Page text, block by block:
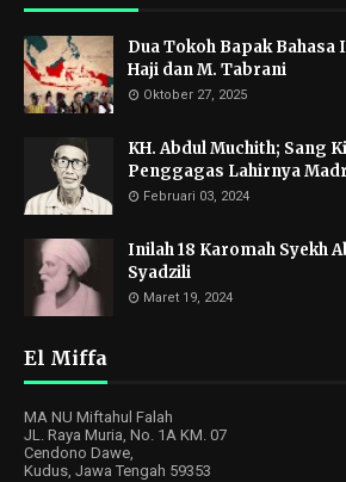
Dua Tokoh Bapak Bahasa
Haji dan M. Tabrani
Oktober 27, 2025
KH. Abdul Muchith; Sang
Penggagas Lahirnya
Februari 03, 2024
Inilah 18 Karomah Syekh
Syadzili
Maret 19, 2024
El Miffa
MA NU Miftahul Falah
JL. Raya Muria, No. 1A KM. 07
Cendono Dawe,
Kudus, Jawa Tengah 59353